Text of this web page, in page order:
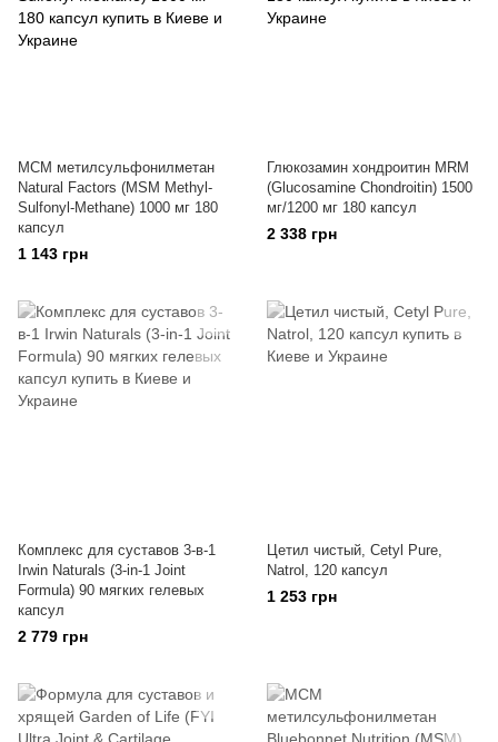
МСМ метилсульфонилметан
Natural Factors (MSM Methyl-
Sulfonyl-Methane) 1000 мг 180
капсул
1 143 грн
Глюкозамин хондроитин MRM
(Glucosamine Chondroitin) 1500
мг/1200 мг 180 капсул
2 338 грн
Комплекс для суставов 3-в-1
Irwin Naturals (3-in-1 Joint
Formula) 90 мягких гелевых
капсул
2 779 грн
Цетил чистый, Cetyl Pure,
Natrol, 120 капсул
1 253 грн